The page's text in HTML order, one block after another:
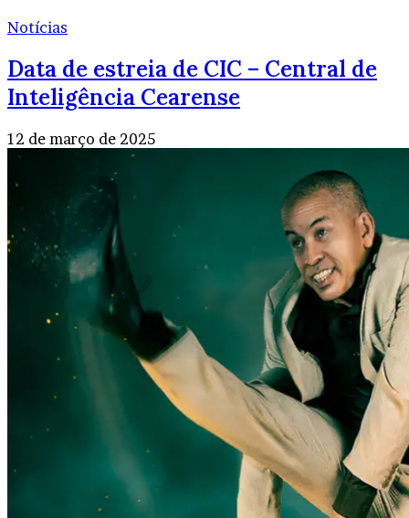
Notícias
Data de estreia de CIC – Central de
Inteligência Cearense
12 de março de 2025